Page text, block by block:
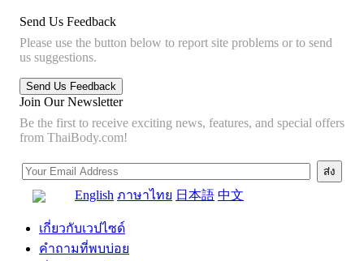
Send Us Feedback
Please use the button below to report site problems or to send
us suggestions.
Join Our Newsletter
Be the first to receive exciting news, features, and special offers
from ThaiBody.com!
English ภาษาไทย 日本語 中文
เกี่ยวกับเวปไซด์
คำถามที่พบบ่อย